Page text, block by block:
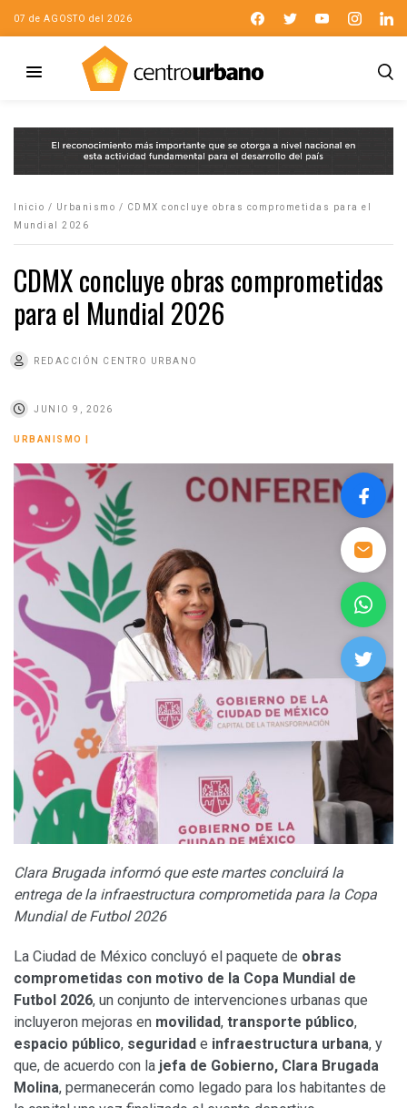
07 de AGOSTO del 2026
Inicio / Urbanismo / CDMX concluye obras comprometidas para el
Mundial 2026
CDMX concluye obras comprometidas
para el Mundial 2026
REDACCIÓN CENTRO URBANO
JUNIO 9, 2026
URBANISMO
Clara Brugada informó que este martes concluirá la
entrega de la infraestructura comprometida para la Copa
Mundial de Futbol 2026
La Ciudad de México concluyó el paquete de obras
comprometidas con motivo de la Copa Mundial de
Futbol 2026, un conjunto de intervenciones urbanas que
incluyeron mejoras en movilidad, transporte público,
espacio público, seguridad e infraestructura urbana, y
que, de acuerdo con la jefa de Gobierno, Clara Brugada
Molina, permanecerán como legado para los habitantes de